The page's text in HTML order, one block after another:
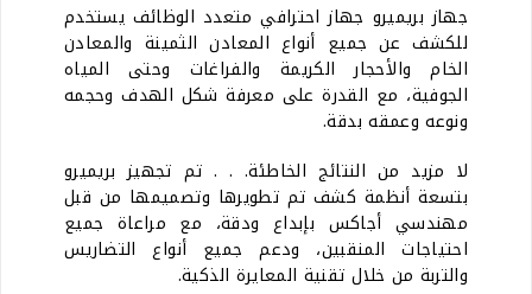
جهاز بريميرو جهاز احترافي متعدد الوظائف يستخدم
للكشف عن جميع أنواع المعادن الثمينة والمعادن
الخام والأحجار الكريمة والفراغات وحتى المياه
الجوفية، مع القدرة على معرفة شكل الهدف وحجمه
ونوعه وعمقه بدقة.
لا مزيد من النتائج الخاطئة. . . تم تجهيز بريميرو
بتسعة أنظمة كشف تم تطويرها وتصميمها من قبل
مهندسي أجاكس بإبداع ودقة، مع مراعاة جميع
احتياجات المنقبين، ودعم جميع أنواع التضاريس
والتربة من خلال تقنية المعايرة الذكية.